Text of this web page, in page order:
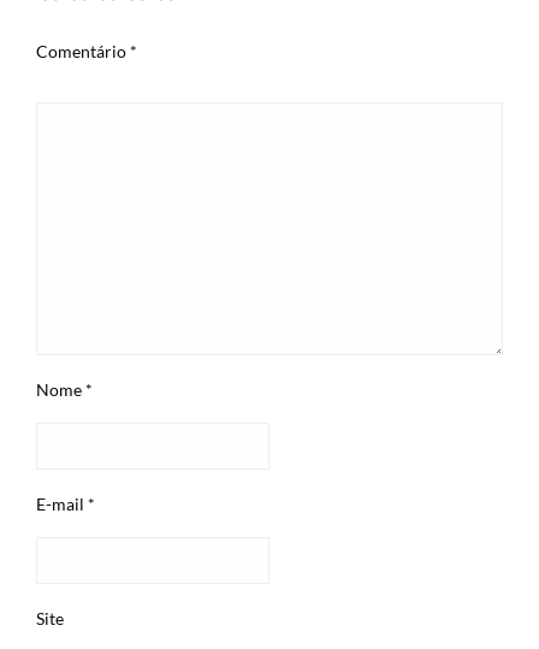
Comentário *
Nome *
E-mail *
Site